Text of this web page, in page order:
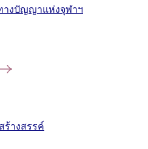
างปัญญาแห่งจุฬาฯ
างสรรค์